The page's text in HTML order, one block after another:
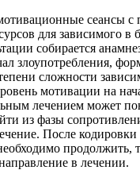
сеансы с
для зависимого в
собирается
злоупотребления,
сложности
мотивации на
лечением может
из фазы
После
продолжить,
в лечении.